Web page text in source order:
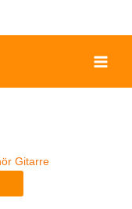
Gitarre